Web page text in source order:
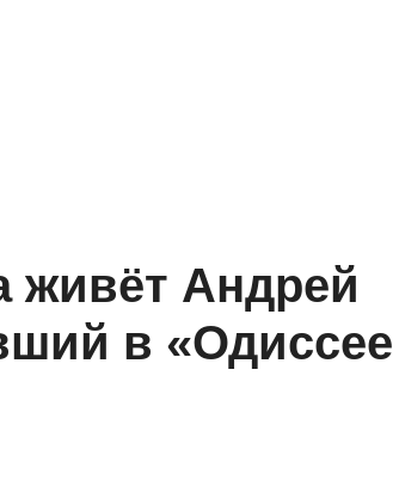
живёт Андрей
в «Одиссее